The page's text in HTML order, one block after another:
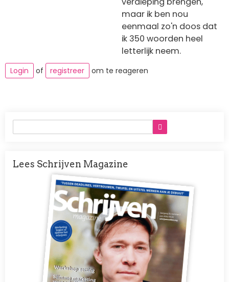
maar ik ben nou
eenmaal zo'n doos dat
ik 350 woorden heel
letterlijk neem.
Login of registreer om te reageren
Lees Schrijven Magazine
Afbeelding